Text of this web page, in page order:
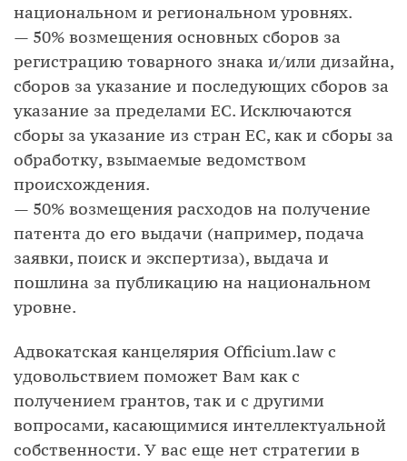
национальном и региональном уровнях.
— 50% возмещения основных сборов за
регистрацию товарного знака и/или дизайна,
сборов за указание и последующих сборов за
указание за пределами ЕС. Исключаются
сборы за указание из стран ЕС, как и сборы за
обработку, взымаемые ведомством
происхождения.
— 50% возмещения расходов на получение
патента до его выдачи (например, подача
заявки, поиск и экспертиза), выдача и
пошлина за публикацию на национальном
уровне.
Адвокатская канцелярия Officium.law с
удовольствием поможет Вам как с
получением грантов, так и с другими
вопросами, касающимися интеллектуальной
собственности. У вас еще нет стратегии в